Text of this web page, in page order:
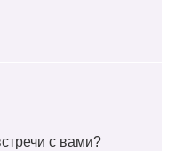
с вами?